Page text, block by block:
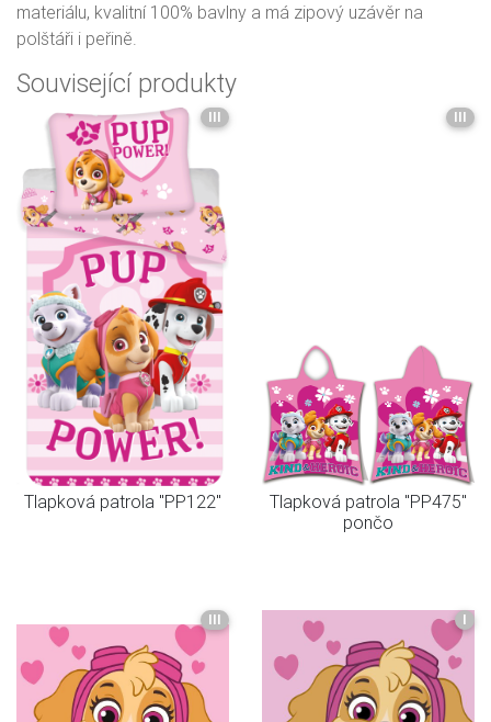
materiálu, kvalitní 100% bavlny a má zipový uzávěr na
polštáři i peřině.
Související produkty
III
Tlapková patrola "PP122"
III
Tlapková patrola "PP475"
pončo
III I